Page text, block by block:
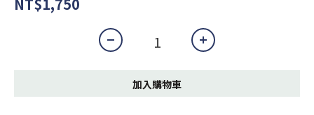
加入購物車